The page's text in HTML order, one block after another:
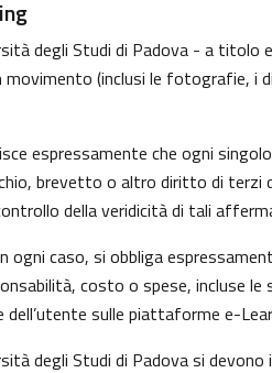
degli Studi di Padova - a
(inclusi le fotografie,
espressamente che ogni
brevetto o altro diritto di
della veridicità di tali
caso, si obbliga
costo o spese, incluse
sulle piattaforme e-
degli Studi di Padova si